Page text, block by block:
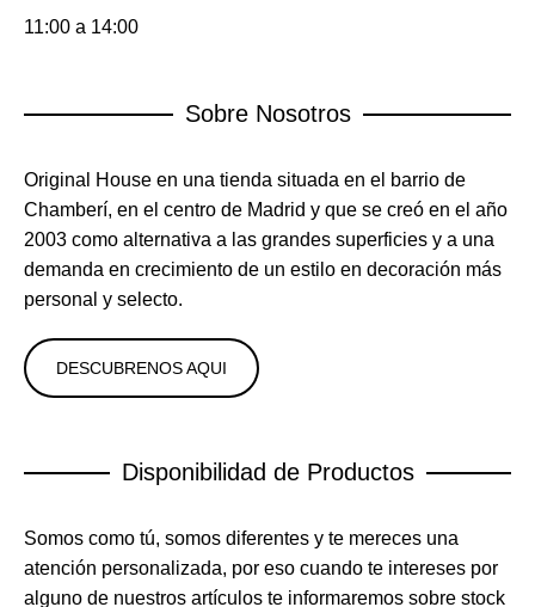
11:00 a 14:00
Sobre Nosotros
Original House en una tienda situada en el barrio de
Chamberí, en el centro de Madrid y que se creó en el año
2003 como alternativa a las grandes superficies y a una
demanda en crecimiento de un estilo en decoración más
personal y selecto.
DESCUBRENOS AQUI
Disponibilidad de Productos
Somos como tú, somos diferentes y te mereces una
atención personalizada, por eso cuando te intereses por
alguno de nuestros artículos te informaremos sobre stock